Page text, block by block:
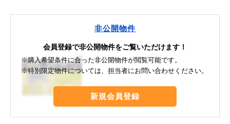
非公開物件
会員登録で非公開物件をご覧いただけます！
※購入希望条件に合った非公開物件が閲覧可能です。
※特別限定物件については、担当者にお問い合わせください。
新規会員登録